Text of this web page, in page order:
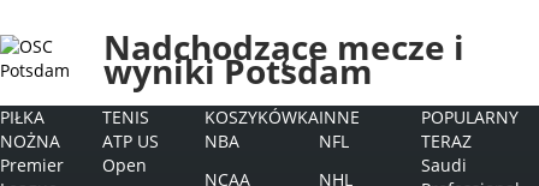
Nadchodzące mecze i
wyniki Potsdam
PIŁKA
NOŻNA
Premier
TENIS
ATP US
Open
KOSZYKÓWKA
NBA
NCAA
INNE
NFL
NHL
POPULARNY
TERAZ
Saudi